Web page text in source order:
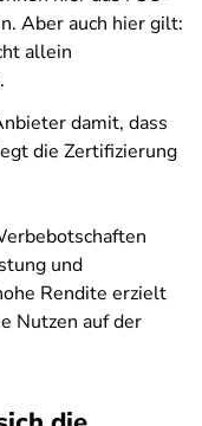
Aber auch hier gilt:
allein
damit, dass
die Zertifizierung
und
Rendite erzielt
Nutzen auf der